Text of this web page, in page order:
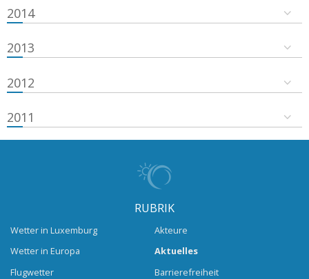
2014
2013
2012
2011
RUBRIK
Wetter in Luxemburg
Wetter in Europa
Flugwetter
Akteure
Aktuelles
Barrierefreiheit